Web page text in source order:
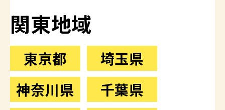
関東地域
東京都
埼玉県
神奈川県
千葉県